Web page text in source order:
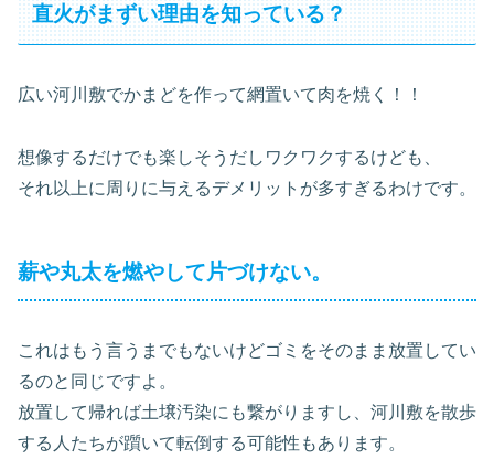
直火がまずい理由を知っている？
広い河川敷でかまどを作って網置いて肉を焼く！！
想像するだけでも楽しそうだしワクワクするけども、
それ以上に周りに与えるデメリットが多すぎるわけです。
薪や丸太を燃やして片づけない。
これはもう言うまでもないけどゴミをそのまま放置してい
るのと同じですよ。
放置して帰れば土壌汚染にも繋がりますし、河川敷を散歩
する人たちが躓いて転倒する可能性もあります。